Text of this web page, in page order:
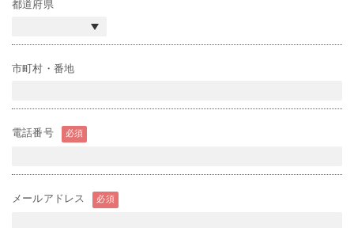
都道府県
市町村・番地
電話番号 必須
メールアドレス 必須